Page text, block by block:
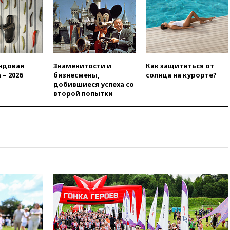
вчера, 21:43Организаторы
«Интервидения»
подтвердили, что конкурс
пройдет в Саудовской Аравии
вчера, 21:35Машков: в РФ
подготовили концепцию
развития театрального
искусства до 2035 года
вчера, 21:21
бензина старых
«взрывная» диарея охватила
47 из 50 штатов США
вчера, 20:35ПВО за 12 часов
сбила 200 украинских
беспилотников
2026
Знаменитости и
бизнесмены,
добившиеся успеха со
второй попытки
Как защититься от
солнца на курорте?